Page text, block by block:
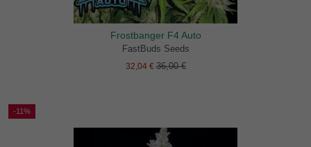
Frostbanger F4 Auto
FastBuds Seeds
32,04 €36,00 €
-11%